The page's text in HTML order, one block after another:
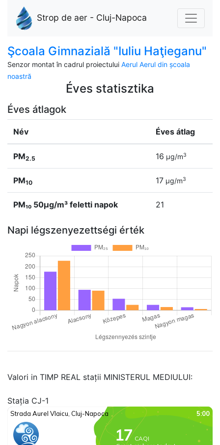
Strop de aer - Cluj-Napoca
Şcoala Gimnazială "Iuliu Haţieganu"
Senzor montat în cadrul proiectului Aerul Aerul din școala
noastră
Éves statisztika
Éves átlagok
Név Éves átlag
PM2.5 16 µg/m3
PM10 17 µg/m3
PM₁₀ 50µg/m³ feletti napok 21
Napi légszenyezettségi érték
Valori in TIMP REAL stații MINISTERUL MEDIULUI:
Stația CJ-1